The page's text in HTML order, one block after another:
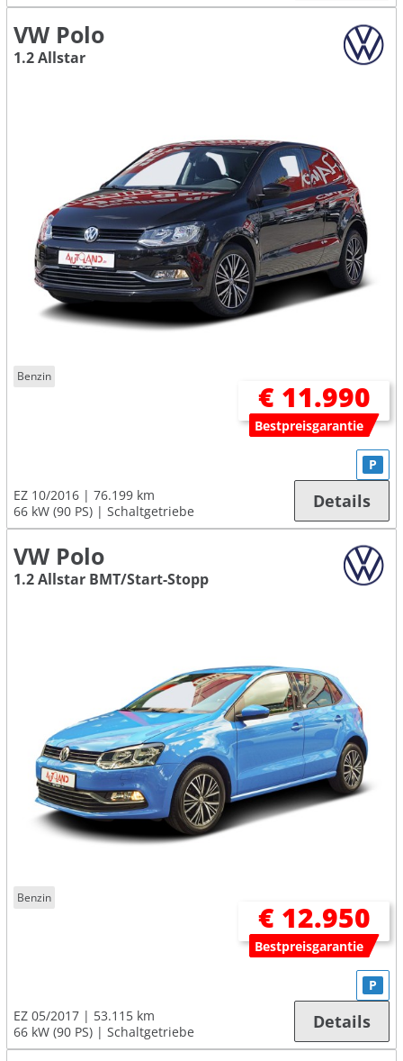
VW Polo
1.2 Allstar
Benzin
€ 11.990
Bestpreisgarantie
EZ 10/2016
76.199 km
66 kW (90 PS)
Schaltgetriebe
P
Details
VW Polo
1.2 Allstar BMT/Start-Stopp
Benzin
€ 12.950
Bestpreisgarantie
EZ 05/2017
53.115 km
66 kW (90 PS)
Schaltgetriebe
P
Details